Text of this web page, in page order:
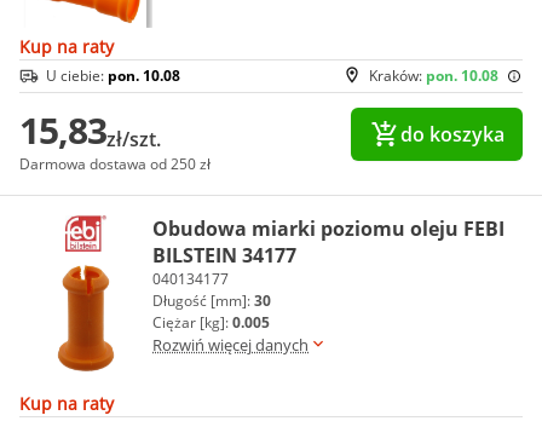
Kup na raty
Kraków: pon. 10.08
U ciebie: pon. 10.08
15,83zł/szt.
Darmowa dostawa od 250 zł
do koszyka
Obudowa miarki poziomu oleju FEBI
BILSTEIN 34177
040134177
Długość [mm]:30
Ciężar [kg]:0.005
Rozwiń więcej danych
Kup na raty